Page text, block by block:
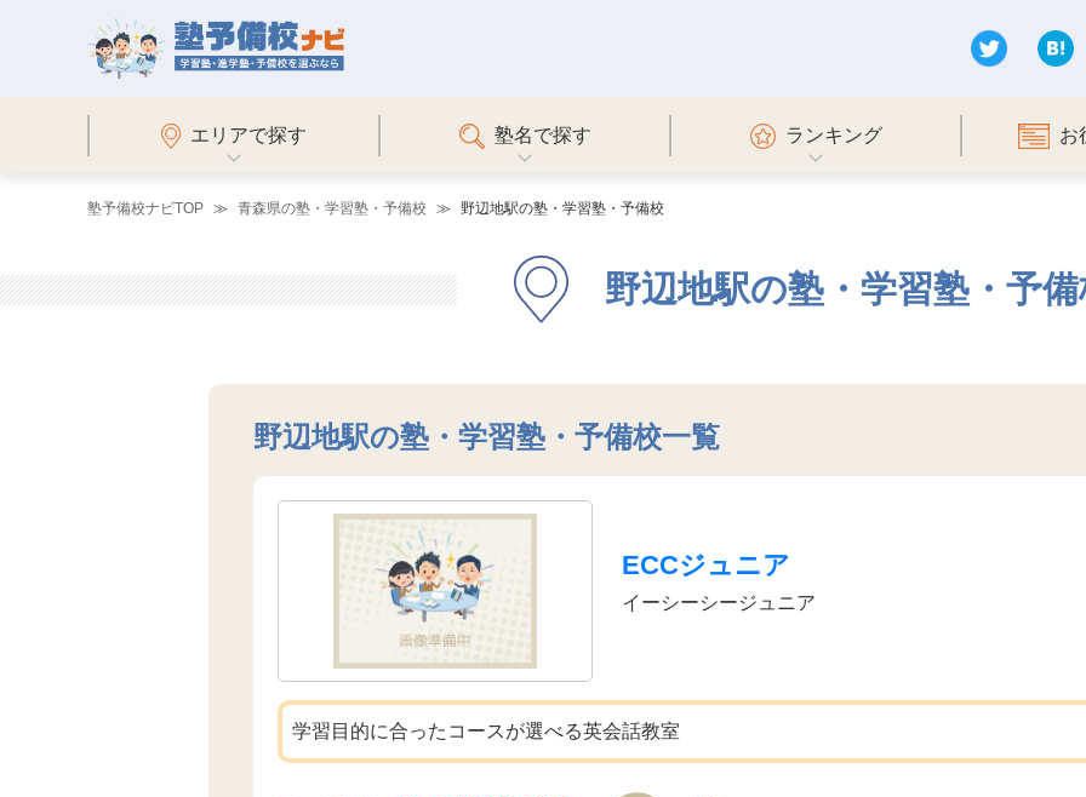
エリアで探す 塾名で探す ランキング お
塾予備校ナビTOP 青森県の塾・学習塾・予備校 野辺地駅の塾・学習塾・予備校
野辺地駅の塾・学習塾・予
野辺地駅の塾・学習塾・予備校一覧
ECCジュニア
イーシーシージュニア
学習目的に合ったコースが選べる英会話教室